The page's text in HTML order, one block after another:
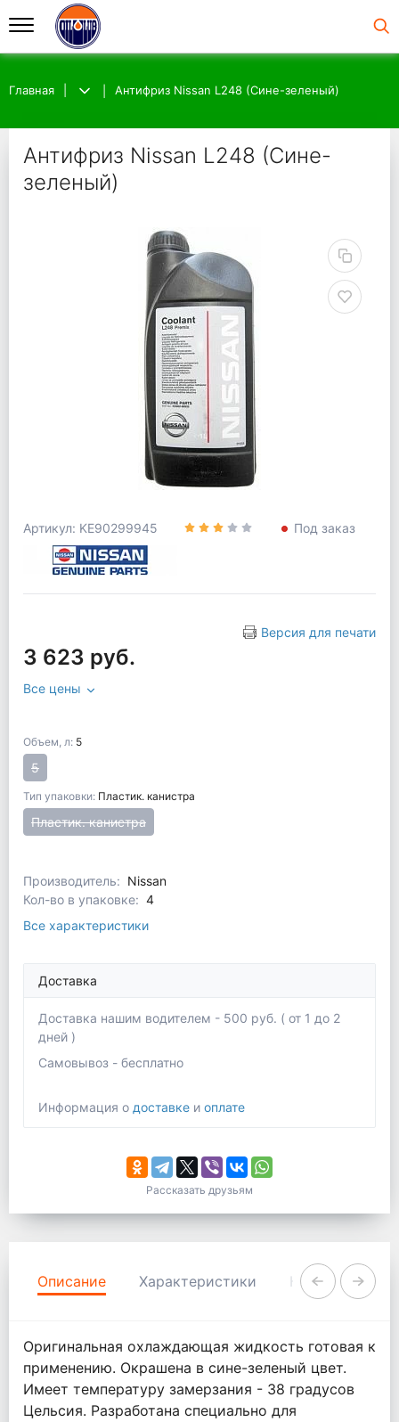
Главная Антифриз Nissan L248 (Сине-зеленый)
Антифриз Nissan L248 (Сине-
зеленый)
Артикул: KE90299945 Под заказ
Версия для печати
3 623 руб.
Все цены
Объем, л: 5
5
Тип упаковки: Пластик. канистра
Пластик. канистра
Производитель: Nissan
Кол-во в упаковке: 4
Все характеристики
Доставка
Доставка нашим водителем - 500 руб. ( от 1 до 2
дней )
Самовывоз - бесплатно
Информация о доставке и оплате
Рассказать друзьям
Описание Характеристики Комментарии
Оригинальная охлаждающая жидкость готовая к
применению. Окрашена в сине-зеленый цвет.
Имеет температуру замерзания - 38 градусов
Цельсия. Разработана специально для